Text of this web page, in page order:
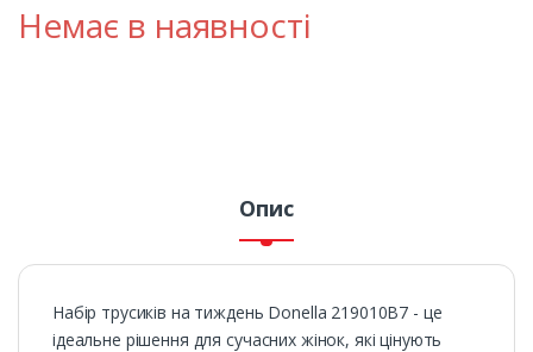
Немає в наявності
Опис
Набір трусиків на тиждень Donella 219010B7 - це
ідеальне рішення для сучасних жінок, які цінують